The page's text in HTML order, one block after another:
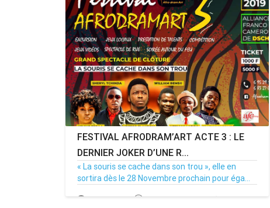
FESTIVAL AFRODRAM’ART ACTE 3 : LE
DERNIER JOKER D’UNE R...
« La souris se cache dans son trou », elle en
sortira dès le 28 Novembre prochain pour éga...
23/11/19 Par MenouActu 0